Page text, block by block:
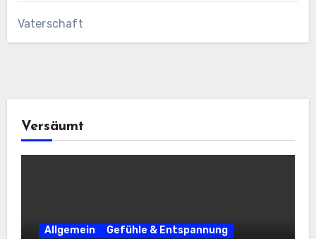
Vaterschaft
Versäumt
Allgemein Gefühle & Entspannung